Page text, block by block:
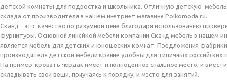
детской комнаты для подростка и школьника. Отличную детскую
склада от производителя в нашем инетрнет магазине Polkomoda.ru.
Сканд - это качество по разумной цене благодаря использованию
фурнитуры. Основной линейкой мебели компании Сканд мебель в нашем
является мебель для детских и юношеских комнат. Предложения
производителя детской мебели крайне удобны для типичных российских
На пример кровать чердак имеет и полноценное спальное место, и
складывать свои вещи, приучаясь к порядку, и место для занятий.